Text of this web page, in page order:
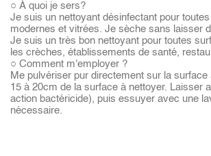
○ À quoi je sers?
Je suis un nettoyant désinfectant pour
modernes et vitrées. Je sèche sans laisser
Je suis un très bon nettoyant pour toutes
les crèches, établissements de santé,
○ Comment m'employer ?
Me pulvériser pur directement sur la surface
15 à 20cm de la surface à nettoyer. Laisser
action bactéricide), puis essuyer avec une
nécessaire.